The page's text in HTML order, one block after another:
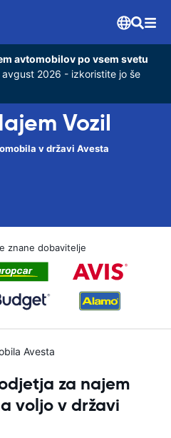
avtomobilov po vsem svetu
avgust 2026 - izkoristite jo še
Vozil
v državi Avesta
znane dobavitelje
Avesta
za najem
voljo v državi